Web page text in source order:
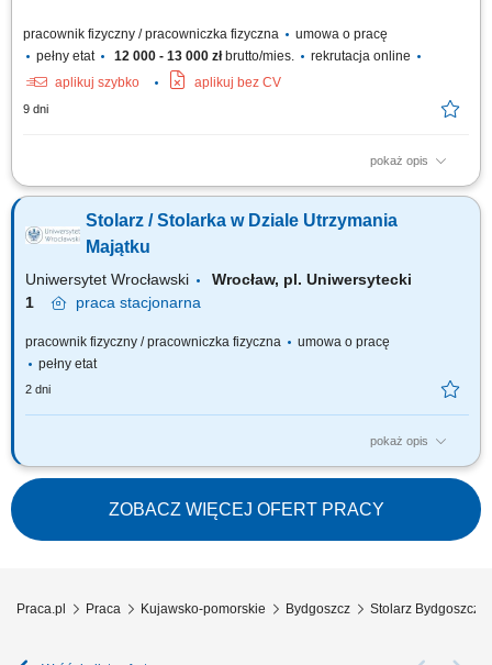
pracownik fizyczny / pracowniczka fizyczna
umowa o pracę
pełny etat
12 000 - 13 000 złbrutto/mies.
rekrutacja online
aplikuj szybko
aplikuj bez CV
9 dni
pokaż opis
wykonywanie stolarki meblowej bądź budowlanej;praca przy
Stolarz / Stolarka w Dziale Utrzymania
Majątku
Uniwersytet Wrocławski
Wrocław, pl. Uniwersytecki
1
praca stacjonarna
pracownik fizyczny / pracowniczka fizyczna
umowa o pracę
pełny etat
2 dni
pokaż opis
Główne obowiązki Wykonywanie prac stolarskich oraz prowadzenie
przeglądów konserwacyjnych budynków na wyznaczonym rejonie.
Usuwanie awarii stolarskich. Wykonywanie poleceń służbowych w
ramach swoich obowiązków. Pobieranie z magazynu i rozliczanie
materiałów użytych do wykonania prac.
ZOBACZ WIĘCEJ OFERT PRACY
Praca.pl Praca Kujawsko-pomorskie Bydgoszcz Stolarz Bydgoszcz